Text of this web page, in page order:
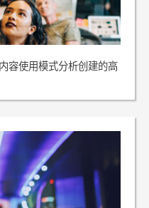
容使用模式分析创建的高